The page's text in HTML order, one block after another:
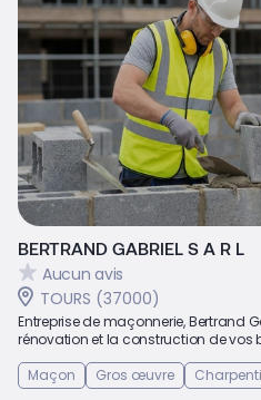
BERTRAND GABRIEL S A R L
Aucun avis
TOURS (37000)
Entreprise de maçonnerie, Bertrand
rénovation et la construction de vos
Maçon
Gros œuvre